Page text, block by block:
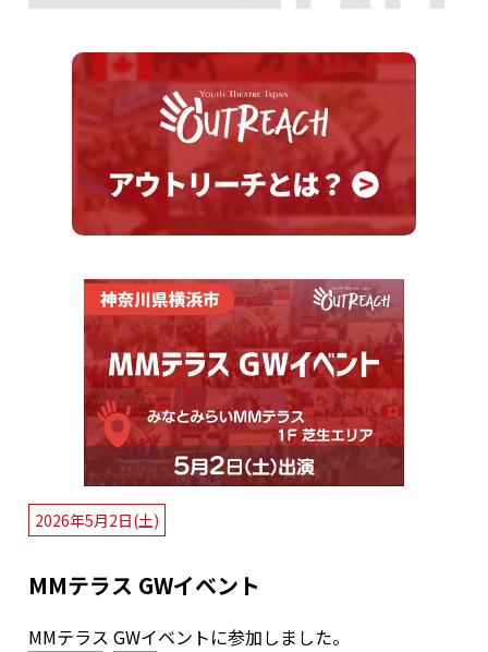
2026年5月2日(土)
MMテラス GWイベント
MMテラス GWイベントに参加しました。